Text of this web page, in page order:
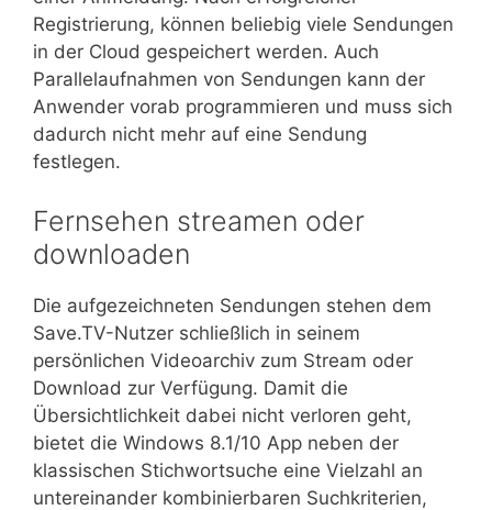
Registrierung, können beliebig viele Sendungen
in der Cloud gespeichert werden. Auch
Parallelaufnahmen von Sendungen kann der
Anwender vorab programmieren und muss sich
dadurch nicht mehr auf eine Sendung
festlegen.
Fernsehen streamen oder
downloaden
Die aufgezeichneten Sendungen stehen dem
Save.TV-Nutzer schließlich in seinem
persönlichen Videoarchiv zum Stream oder
Download zur Verfügung. Damit die
Übersichtlichkeit dabei nicht verloren geht,
bietet die Windows 8.1/10 App neben der
klassischen Stichwortsuche eine Vielzahl an
untereinander kombinierbaren Suchkriterien,